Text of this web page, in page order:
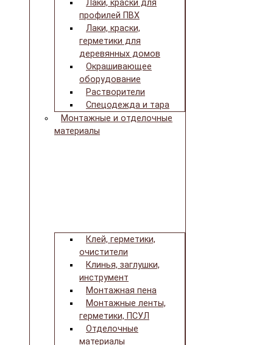
Лаки, краски для
профилей ПВХ
Лаки, краски,
герметики для
деревянных домов
Окрашивающее
оборудование
Растворители
Спецодежда и тара
Монтажные и отделочные
материалы
Клей, герметики,
очистители
Клинья, заглушки,
инструмент
Монтажная пена
Монтажные ленты,
герметики, ПСУЛ
Отделочные
материалы